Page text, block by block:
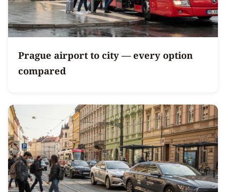
Prague airport to city — every option
compared